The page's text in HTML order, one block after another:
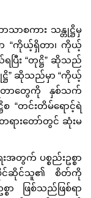
ာစကား သန္တုဋ္ဌိမှ
ာ “ကိုယ့်ရှိတာ၊ ကိုယ့်
ပြီး “တုဋ္ဌိ” ဆိုသည်
ဋ္ဌိ” ဆိုသည်မှာ “ကိုယ့်
တာတွေကို နှစ်သက်
စ “တင်းတိမ်ရောင့်ရဲ
တရားတော်တွင် ဆုံးမ
က် ပစ္စည်းဥစ္စာ
ပိုင်ဆိုင်သူ၏ စိတ်ကို
စာ ဖြစ်သည်ဖြစ်ရာ